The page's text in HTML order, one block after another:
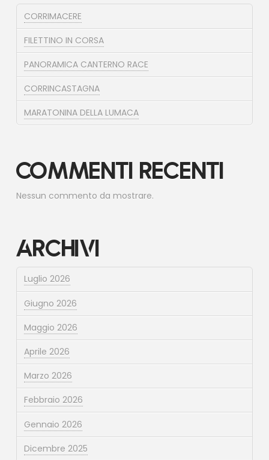
CORRIMACERE
FILETTINO IN CORSA
PANORAMICA CANTERNO RACE
CORRINCASTAGNA
MARATONINA DELLA LUMACA
Commenti recenti
Nessun commento da mostrare.
Archivi
Luglio 2026
Giugno 2026
Maggio 2026
Aprile 2026
Marzo 2026
Febbraio 2026
Gennaio 2026
Dicembre 2025